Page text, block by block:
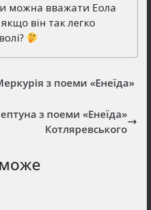
можна вважати Еола
він так легко
з поеми «Енеїда»
з поеми «Енеїда»
Котляревського